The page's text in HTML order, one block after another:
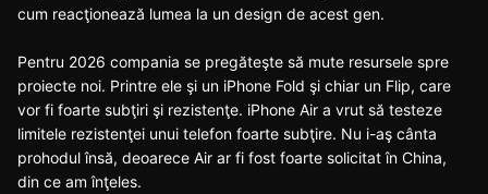
cum reacţionează lumea la un design de acest gen.
Pentru 2026 compania se pregăteşte să mute resursele spre
proiecte noi. Printre ele şi un iPhone Fold şi chiar un Flip, care
vor fi foarte subţiri şi rezistenţe. iPhone Air a vrut să testeze
limitele rezistenţei unui telefon foarte subţire. Nu i-aş cânta
prohodul însă, deoarece Air ar fi fost foarte solicitat în China,
din ce am înţeles.